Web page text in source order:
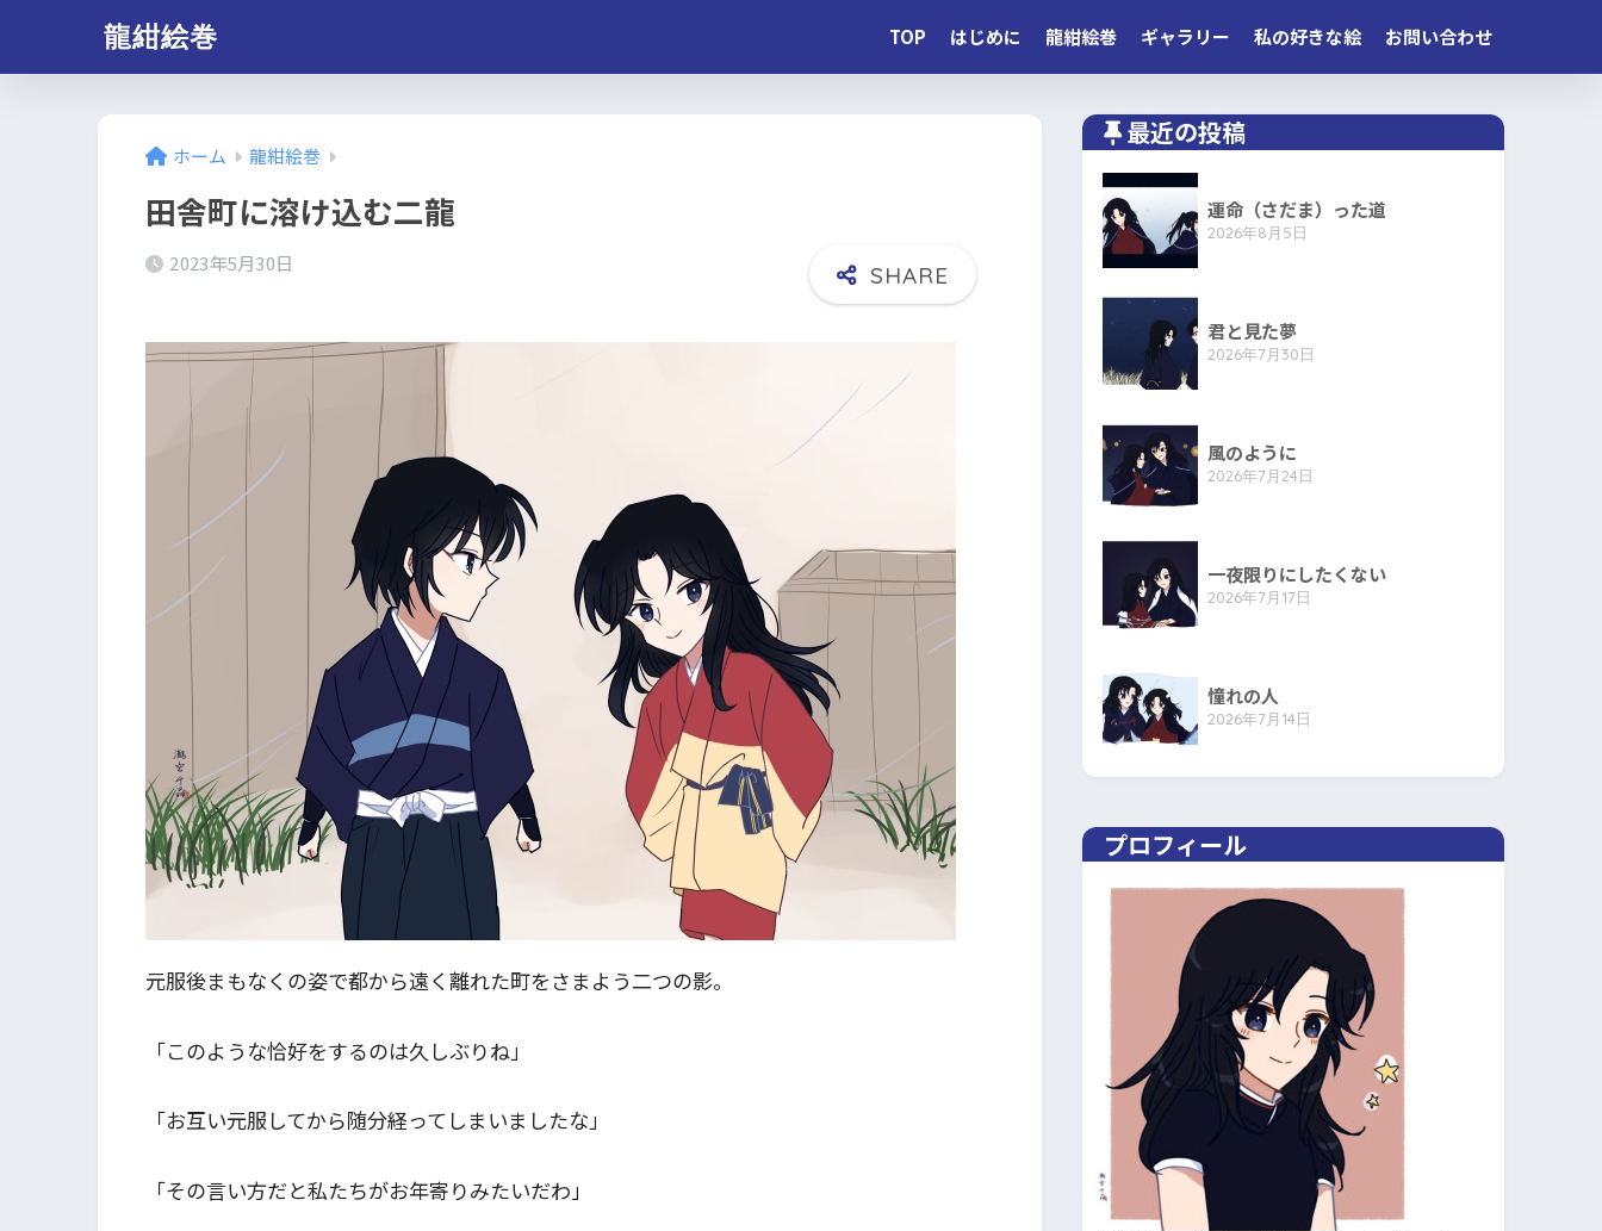
龍紺絵巻 TOP はじめに 龍紺絵巻 ギャラリー 私の好きな絵 お問い合わせ
ホーム 龍紺絵巻
田舎町に溶け込む二龍
2023年5月30日
元服後まもなくの姿で都から遠く離れた町をさまよう二つの影。
「このような恰好をするのは久しぶりね」
「お互い元服してから随分経ってしまいましたな」
「その言い方だと私たちがお年寄りみたいだわ」
最近の投稿
運命（さだま）った道
2026年8月5日
君と見た夢
2026年7月30日
風のように
2026年7月24日
一夜限りにしたくない
2026年7月17日
憧れの人
2026年7月14日
プロフィール